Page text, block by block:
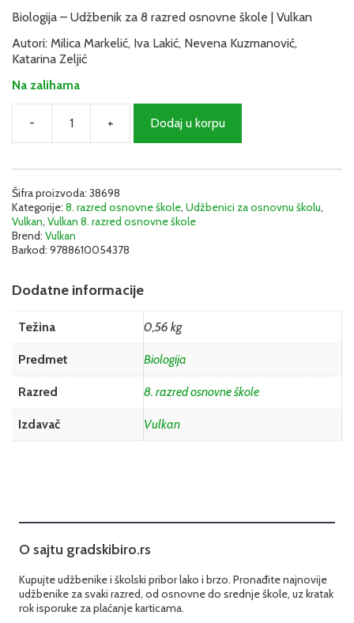
Biologija – Udžbenik za 8 razred osnovne škole | Vulkan
Autori: Milica Markelić, Iva Lakić, Nevena Kuzmanović,
Katarina Zeljić
Na zalihama
-
Biologija
8
Vulkan
količina
+ Dodaj u korpu
Šifra proizvoda: 38698
Kategorije: 8. razred osnovne škole, Udžbenici za osnovnu školu,
Vulkan, Vulkan 8. razred osnovne škole
Brend: Vulkan
Barkod: 9788610054378
Dodatne informacije
Težina 0,56 kg
Predmet Biologija
Razred 8. razred osnovne škole
Izdavač Vulkan
O sajtu gradskibiro.rs
Kupujte udžbenike i školski pribor lako i brzo. Pronađite najnovije
udžbenike za svaki razred, od osnovne do srednje škole, uz kratak
rok isporuke za plaćanje karticama.